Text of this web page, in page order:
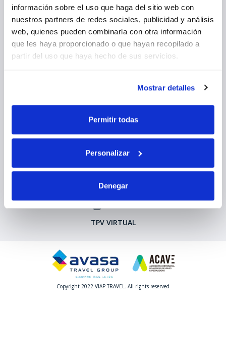
información sobre el uso que haga del sitio web con
nuestros partners de redes sociales, publicidad y análisis
web, quienes pueden combinarla con otra información
que les haya proporcionado o que hayan recopilado a
partir del uso que haya hecho de sus servicios.
Mostrar detalles
Permitir todas
Personalizar
Denegar
Entreprise
Gestion des voyages
Congrès et événements
Politique de confidentialité
Politique en matière de cookies
Avis légal
TPV VIRTUAL
Copyright 2022 VIAP TRAVEL. All rights reserved